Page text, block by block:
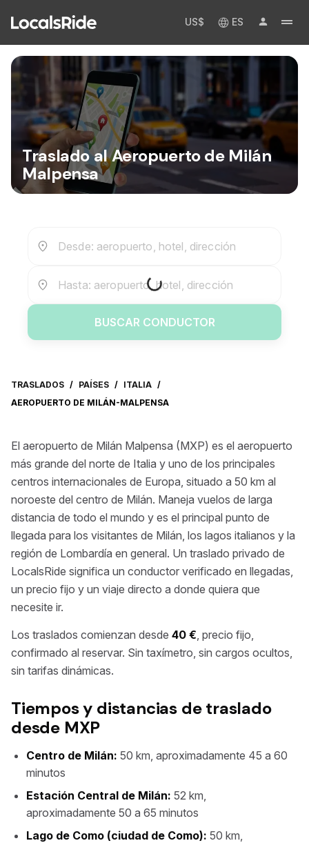
US$ ES
Traslado al Aeropuerto de Milán
Malpensa
Desde: aeropuerto, hotel, dirección
Hasta: aeropuerto, hotel, dirección
BUSCAR CONDUCTOR
TRASLADOS / PAÍSES / ITALIA /
AEROPUERTO DE MILÁN-MALPENSA
El aeropuerto de Milán Malpensa (MXP) es el aeropuerto
más grande del norte de Italia y uno de los principales
centros internacionales de Europa, situado a 50 km al
noroeste del centro de Milán. Maneja vuelos de larga
distancia de todo el mundo y es el principal punto de
llegada para los visitantes de Milán, los lagos italianos y la
región de Lombardía en general. Un traslado privado de
LocalsRide significa un conductor verificado en llegadas,
un precio fijo y un viaje directo a donde quiera que
necesite ir.
Los traslados comienzan desde 40 €, precio fijo,
confirmado al reservar. Sin taxímetro, sin cargos ocultos,
sin tarifas dinámicas.
Tiempos y distancias de traslado
desde MXP
Centro de Milán: 50 km, aproximadamente 45 a 60
minutos
Estación Central de Milán: 52 km,
aproximadamente 50 a 65 minutos
Lago de Como (ciudad de Como): 50 km,